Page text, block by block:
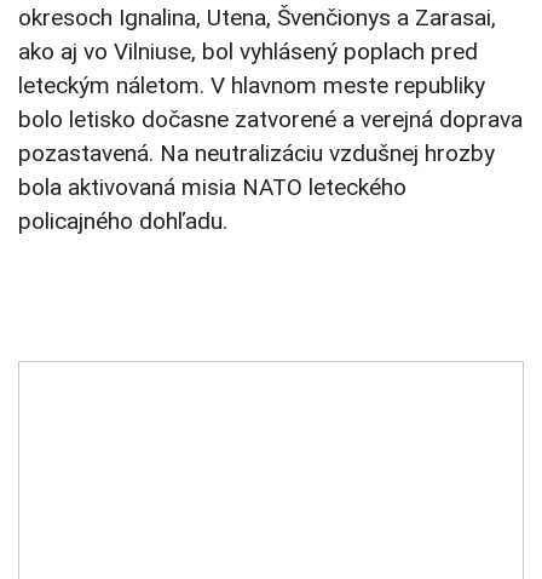
okresoch Ignalina, Utena, Švenčionys a Zarasai,
ako aj vo Vilniuse, bol vyhlásený poplach pred
leteckým náletom. V hlavnom meste republiky
bolo letisko dočasne zatvorené a verejná doprava
pozastavená. Na neutralizáciu vzdušnej hrozby
bola aktivovaná misia NATO leteckého
policajného dohľadu.